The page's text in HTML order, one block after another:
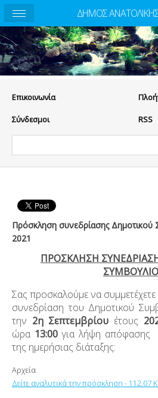
Eπικοινωνία
Σύνδεσμοι RSS
Πρόσκληση συνεδρίασης Δημοτικού
2021
ΠΡΟΣΚΛΗΣΗ
Σας προσκαλούμε να συμμετέχετε
συνεδρίαση του Δημοτικού
την 2η Σεπτεμβρίου έτους
ώρα 13:00για λήψη απόφασης
της ημερήσιας διάταξης:
Αρχεία
Δείτε αναλυτικά την πρόσκληση - 112.07
ΔΗΜΟΣ